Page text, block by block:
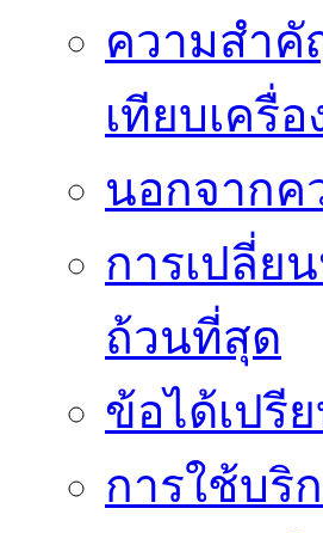
ความสำคั
เทียบเครื่
นอกจาก
การเปลี่ย
ถ้วนที่สุด
ข้อได้เปรี
การใช้บริ